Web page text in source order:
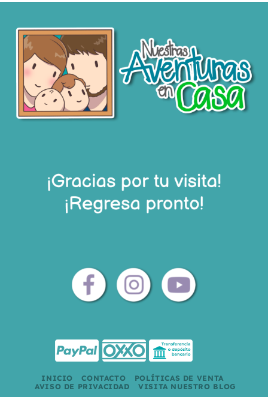
INICIO CONTACTO
POLÍTICAS DE VENTA
AVISO DE PRIVACIDAD
VISITA NUESTRO BLOG